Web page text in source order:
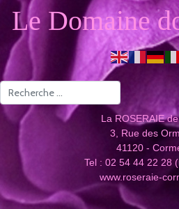
Le Domaine
Valider
La ROSERAIE
3, Rue des
41120 -
Tel : 02 54 44 22 28
www.roseraie-